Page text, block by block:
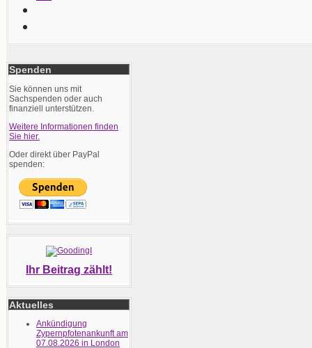
Spenden
Sie können uns mit
Sachspenden oder auch
finanziell unterstützen.
Weitere Informationen finden
Sie hier.
Oder direkt über PayPal
spenden:
Ihr Beitrag zählt!
Aktuelles
Ankündigung
Zypernpfotenankunft am
07.08.2026 in London